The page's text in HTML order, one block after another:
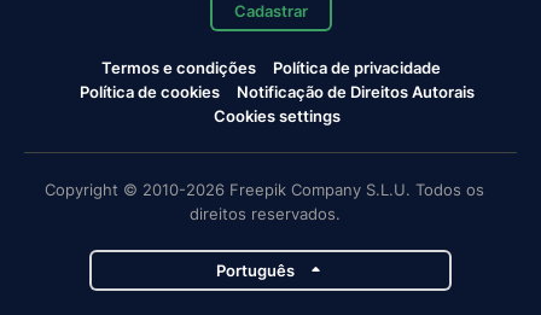
Cadastrar
Termos e condições
Política de privacidade
Política de cookies
Notificação de Direitos Autorais
Cookies settings
Copyright © 2010-2026 Freepik Company S.L.U. Todos os
direitos reservados.
Português